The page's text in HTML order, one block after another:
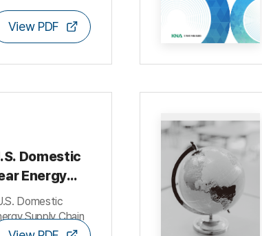
View PDF
Domestic
Energy
용 정리
Domestic
Supply Chain
Scailing